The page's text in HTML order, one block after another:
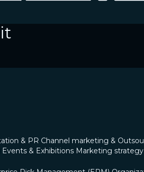
& PR Channel marketing &
Events & Exhibitions Marketing